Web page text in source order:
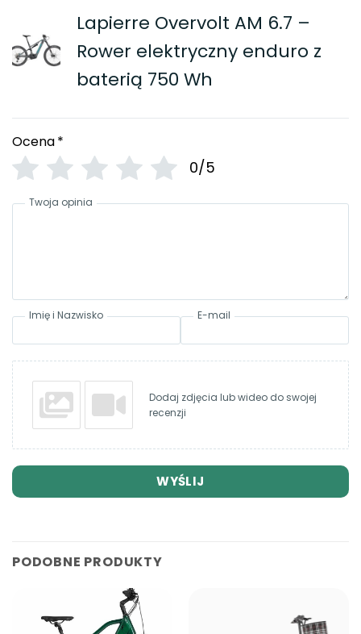
Lapierre Overvolt AM 6.7 –
Rower elektryczny enduro z
baterią 750 Wh
Ocena*
0/5
Twoja opinia
Imię i Nazwisko E-mail
Dodaj zdjęcia lub wideo do swojej
recenzji
WYŚLIJ
PODOBNE PRODUKTY